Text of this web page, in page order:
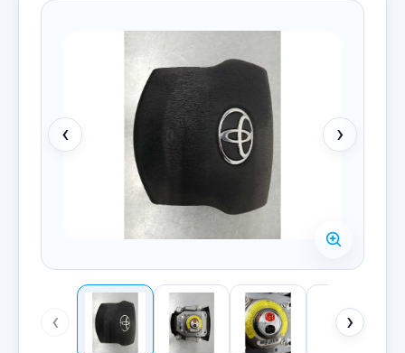
‹ ›
‹ ›